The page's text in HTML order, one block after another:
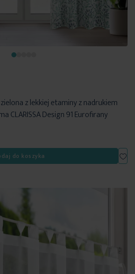
z lekkiej etaminy z nadrukiem
CLARISSA Design 91 Eurofirany
do koszyka